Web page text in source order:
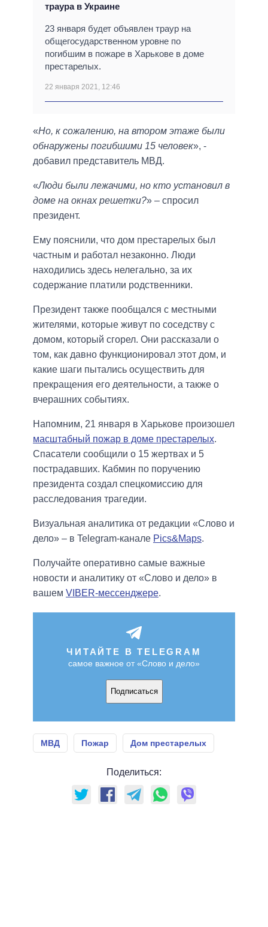
траура в Украине
23 января будет объявлен траур на
общегосударственном уровне по
погибшим в пожаре в Харькове в доме
престарелых.
22 января 2021, 12:46
«Но, к сожалению, на втором этаже были
обнаружены погибшими 15 человек», -
добавил представитель МВД.
«Люди были лежачими, но кто установил в
доме на окнах решетки?» – спросил
президент.
Ему пояснили, что дом престарелых был
частным и работал незаконно. Люди
находились здесь нелегально, за их
содержание платили родственники.
Президент также пообщался с местными
жителями, которые живут по соседству с
домом, который сгорел. Они рассказали о
том, как давно функционировал этот дом, и
какие шаги пытались осуществить для
прекращения его деятельности, а также о
вчерашних событиях.
Напомним, 21 января в Харькове произошел
масштабный пожар в доме престарелых.
Спасатели сообщили о 15 жертвах и 5
пострадавших. Кабмин по поручению
президента создал спецкомиссию для
расследования трагедии.
Визуальная аналитика от редакции «Слово и
дело» – в Telegram-канале Pics&Maps.
Получайте оперативно самые важные
новости и аналитику от «Слово и дело» в
вашем VIBER-мессенджере.
ЧИТАЙТЕ В TELEGRAM
самое важное от «Слово и дело»
Подписаться
МВД Пожар Дом престарелых
Поделиться: